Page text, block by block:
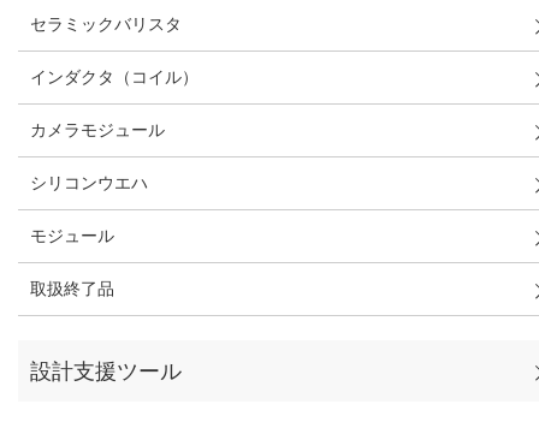
セラミックバリスタ
インダクタ（コイル）
カメラモジュール
シリコンウエハ
モジュール
取扱終了品
設計支援ツール